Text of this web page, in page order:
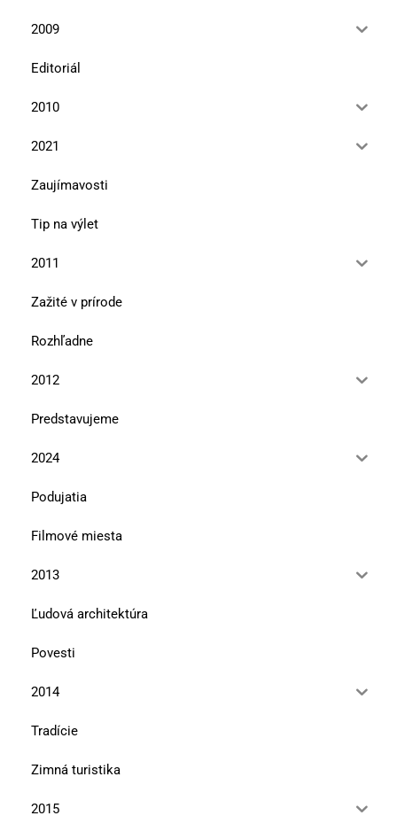
2009
Editoriál
2010
2021
Zaujímavosti
Tip na výlet
2011
Zažité v prírode
Rozhľadne
2012
Predstavujeme
2024
Podujatia
Filmové miesta
2013
Ľudová architektúra
Povesti
2014
Tradície
Zimná turistika
2015